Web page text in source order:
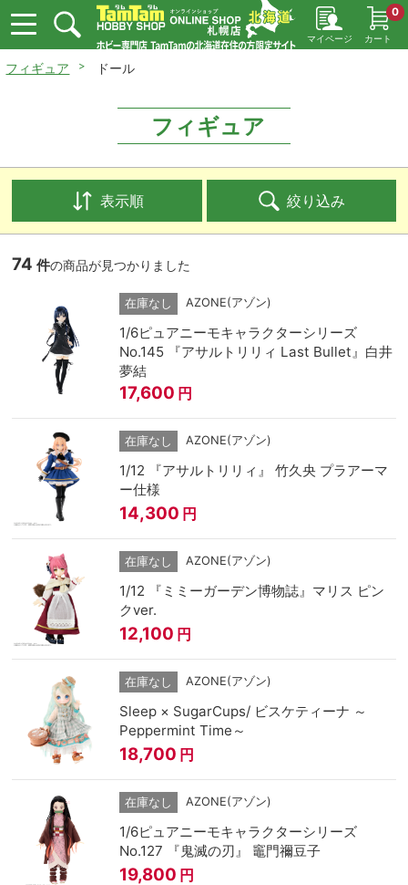
マイページ カート
0
フィギュア ドール
フィギュア
表示順 絞り込み
74 件の商品が見つかりました
在庫なし AZONE(アゾン)
1/6ピュアニーモキャラクターシリーズ
No.145 『アサルトリリィ Last Bullet』白井
夢結
17,600 円
在庫なし AZONE(アゾン)
1/12 『アサルトリリィ』 竹久央 プラアーマ
ー仕様
14,300 円
在庫なし AZONE(アゾン)
1/12 『ミミーガーデン博物誌』マリス ピン
クver.
12,100 円
在庫なし AZONE(アゾン)
Sleep × SugarCups/ ビスケティーナ ～
Peppermint Time～
18,700 円
在庫なし AZONE(アゾン)
1/6ピュアニーモキャラクターシリーズ
No.127 『鬼滅の刃』 竈門禰豆子
19,800 円